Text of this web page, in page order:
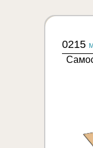
0215